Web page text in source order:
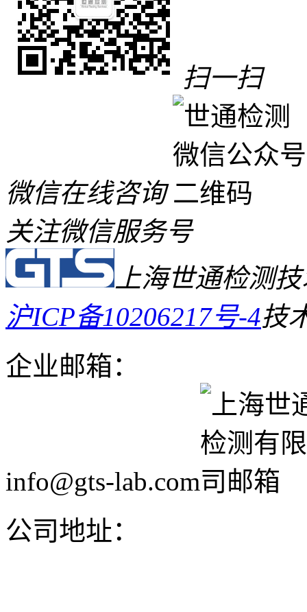
扫一扫
微信在线咨询
关注微信服务号
上海世通检测
沪ICP备10206217号-4技
企业邮箱：
info@gts-lab.com
公司地址：